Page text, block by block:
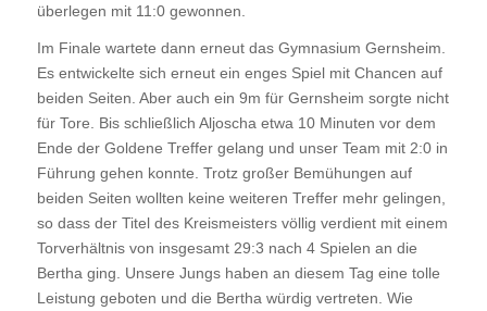
überlegen mit 11:0 gewonnen.
Im Finale wartete dann erneut das Gymnasium Gernsheim.
Es entwickelte sich erneut ein enges Spiel mit Chancen auf
beiden Seiten. Aber auch ein 9m für Gernsheim sorgte nicht
für Tore. Bis schließlich Aljoscha etwa 10 Minuten vor dem
Ende der Goldene Treffer gelang und unser Team mit 2:0 in
Führung gehen konnte. Trotz großer Bemühungen auf
beiden Seiten wollten keine weiteren Treffer mehr gelingen,
so dass der Titel des Kreismeisters völlig verdient mit einem
Torverhältnis von insgesamt 29:3 nach 4 Spielen an die
Bertha ging. Unsere Jungs haben an diesem Tag eine tolle
Leistung geboten und die Bertha würdig vertreten. Wie